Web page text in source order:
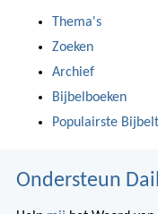
Thema's
Zoeken
Archief
Bijbelboeken
Populairste
Ondersteun